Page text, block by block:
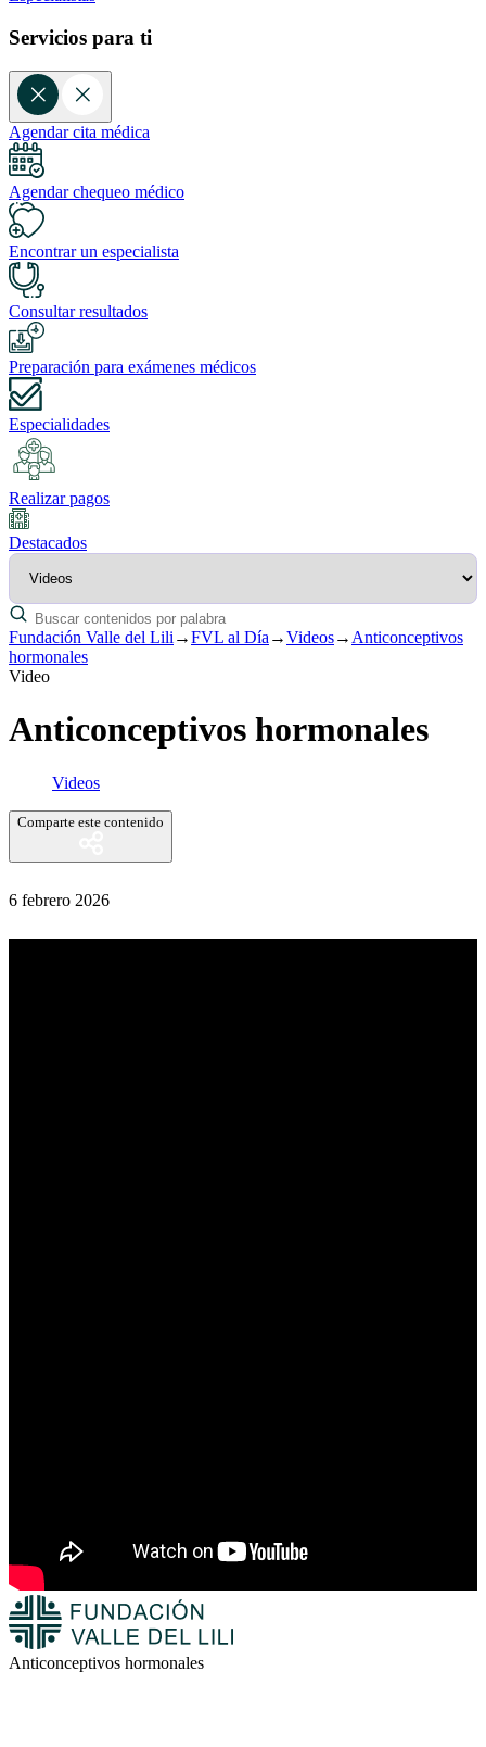
Servicios para ti
Agendar cita médica
Agendar chequeo médico
Encontrar un especialista
Consultar resultados
Preparación para exámenes médicos
Especialidades
Realizar pagos
Destacados
Fundación Valle del Lili →FVL al Día →Videos→ Anticonceptivos
hormonales
Video
Anticonceptivos hormonales
Videos
Comparte este contenido
6 febrero 2026
Anticonceptivos hormonales